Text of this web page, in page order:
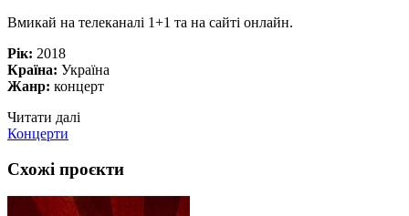
Вмикай на телеканалі 1+1 та на сайті онлайн.
Рік: 2018
Країна: Україна
Жанр: концерт
Читати далі
Концерти
Схожі проєкти